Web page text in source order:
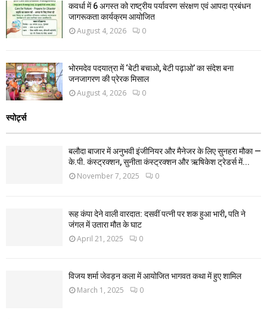
कवर्धा में 6 अगस्त को राष्ट्रीय पर्यावरण संरक्षण एवं आपदा प्रबंधन
जागरूकता कार्यक्रम आयोजित
August 4, 2026 0
भोरमदेव पदयात्रा में ‘बेटी बचाओ, बेटी पढ़ाओ’ का संदेश बना
जनजागरण की प्रेरक मिसाल
August 4, 2026 0
स्पोर्ट्स
बलौदा बाजार में अनुभवी इंजीनियर और मैनेजर के लिए सुनहरा मौका —
के.पी. कंस्ट्रक्शन, सुनीता कंस्ट्रक्शन और ऋषिकेश ट्रेडर्स में...
November 7, 2025 0
रूह कंपा देने वाली वारदात: दसवीं पत्नी पर शक हुआ भारी, पति ने
जंगल में उतारा मौत के घाट
April 21, 2025 0
विजय शर्मा जेवड़न कला में आयोजित भागवत कथा में हुए शामिल
March 1, 2025 0